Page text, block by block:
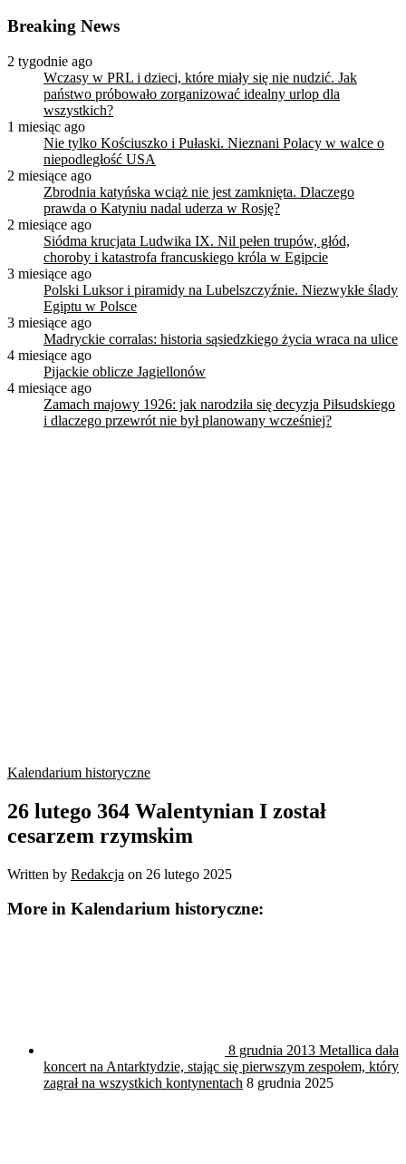
Breaking News
2 tygodnie ago
Wczasy w PRL i dzieci, które miały się nie nudzić. Jak
państwo próbowało zorganizować idealny urlop dla
wszystkich?
1 miesiąc ago
Nie tylko Kościuszko i Pułaski. Nieznani Polacy w walce o
niepodległość USA
2 miesiące ago
Zbrodnia katyńska wciąż nie jest zamknięta. Dlaczego
prawda o Katyniu nadal uderza w Rosję?
2 miesiące ago
Siódma krucjata Ludwika IX. Nil pełen trupów, głód,
choroby i katastrofa francuskiego króla w Egipcie
3 miesiące ago
Polski Luksor i piramidy na Lubelszczyźnie. Niezwykłe ślady
Egiptu w Polsce
3 miesiące ago
Madryckie corralas: historia sąsiedzkiego życia wraca na ulice
4 miesiące ago
Pijackie oblicze Jagiellonów
4 miesiące ago
Zamach majowy 1926: jak narodziła się decyzja Piłsudskiego
i dlaczego przewrót nie był planowany wcześniej?
Kalendarium historyczne
26 lutego 364 Walentynian I został
cesarzem rzymskim
Written by Redakcja on 26 lutego 2025
More in Kalendarium historyczne:
8 grudnia 2013 Metallica dała
koncert na Antarktydzie, stając się pierwszym zespołem, który
zagrał na wszystkich kontynentach 8 grudnia 2025